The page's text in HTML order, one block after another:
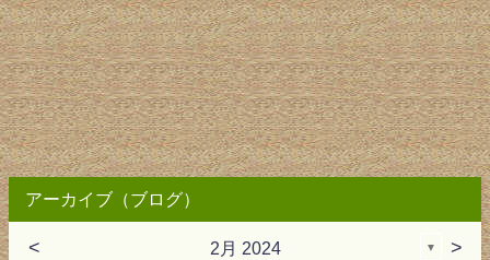
アーカイブ（ブログ）
< 2月 2024 ▼ >